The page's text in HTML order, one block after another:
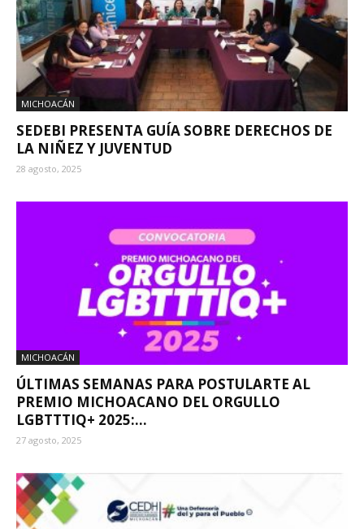
MICHOACÁN
SEDEBI PRESENTA GUÍA SOBRE DERECHOS DE
LA NIÑEZ Y JUVENTUD
28 agosto, 2025
MICHOACÁN
ÚLTIMAS SEMANAS PARA POSTULARTE AL
PREMIO MICHOACANO DEL ORGULLO
LGBTTTIQ+ 2025:...
27 agosto, 2025